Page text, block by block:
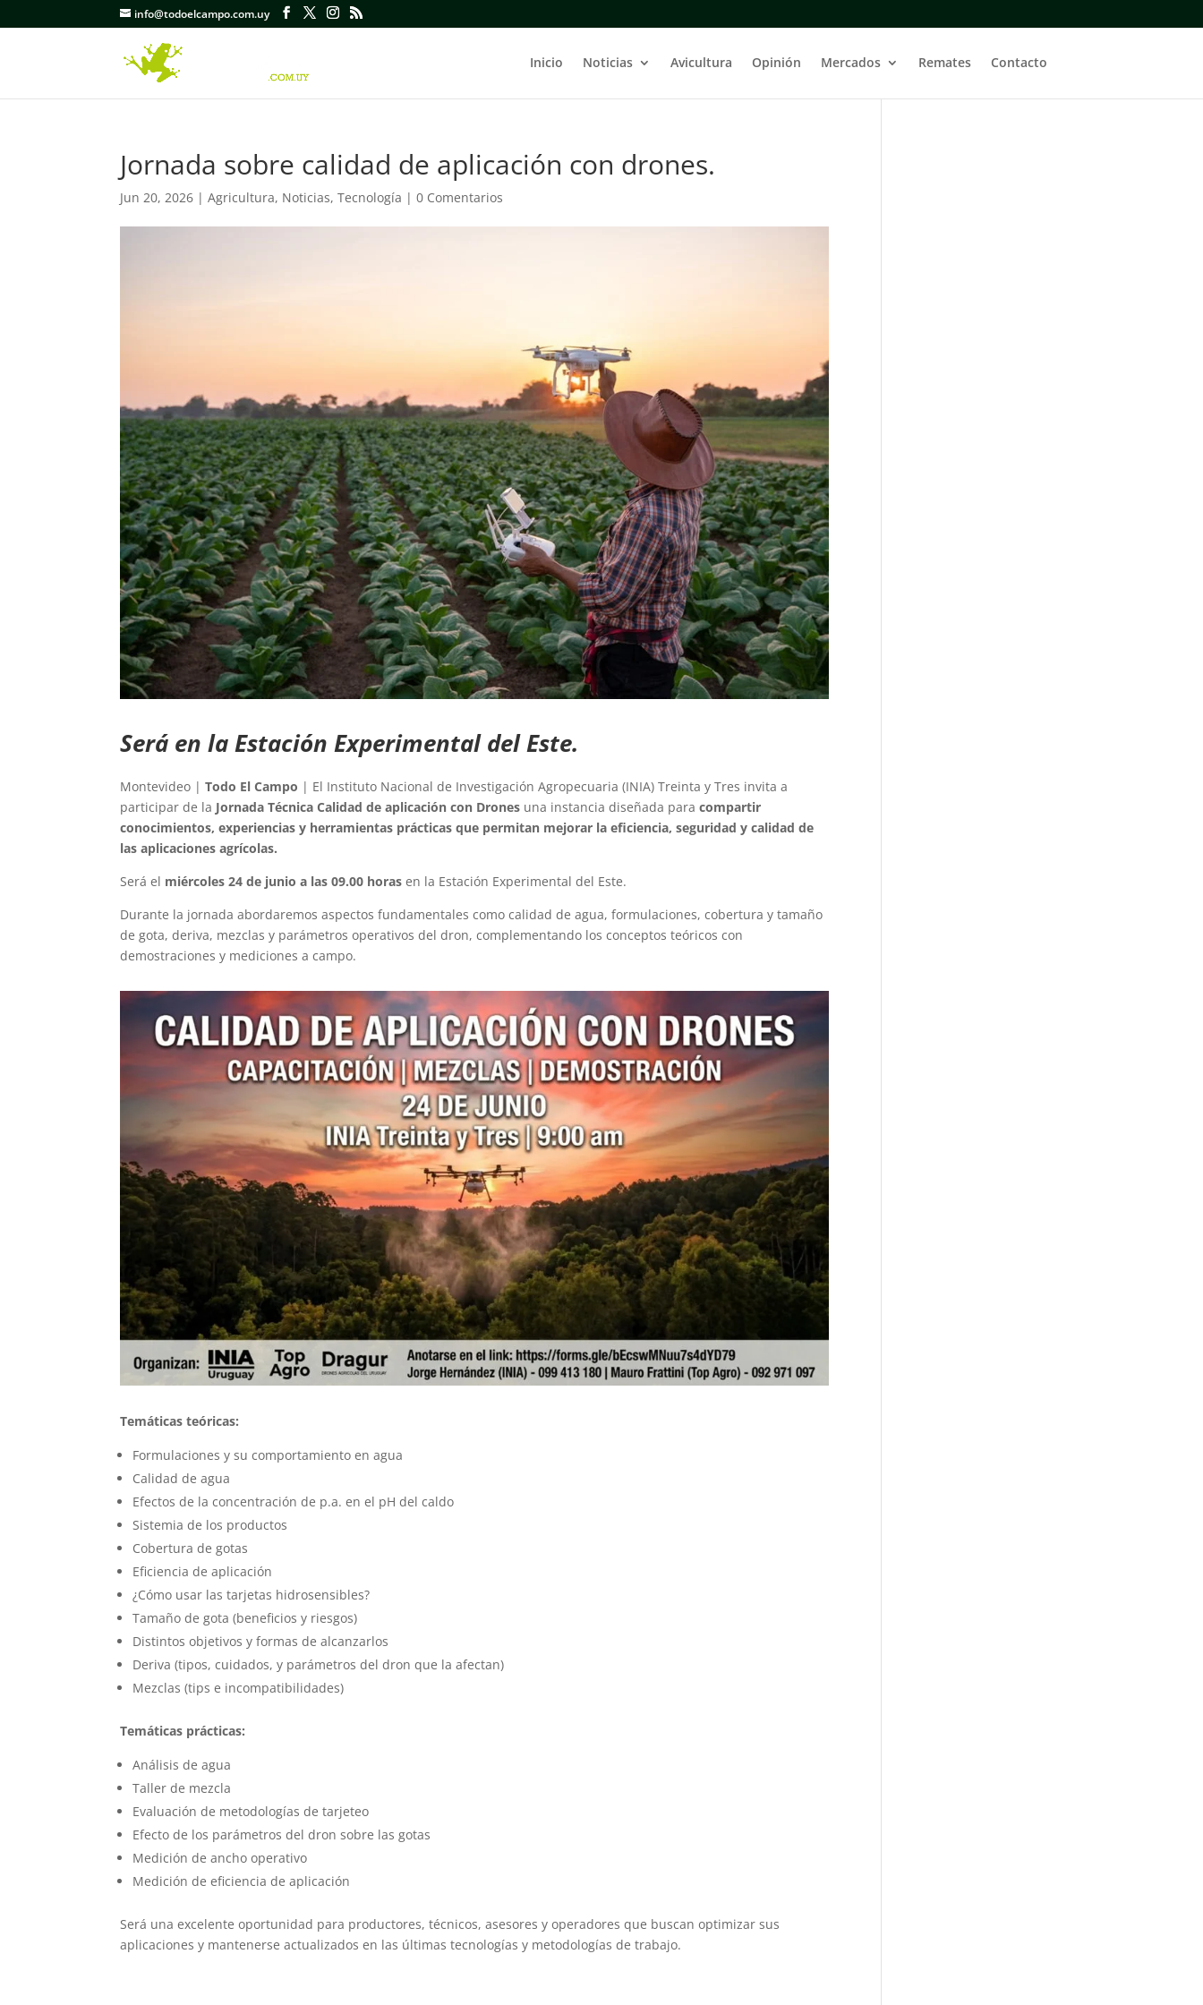
info@todoelcampo.com.uy
Inicio Noticias Avicultura Opinión Mercados Remates Contacto
Jornada sobre calidad de aplicación con drones.
Jun 20, 2026 |Agricultura, Noticias,Tecnología |0 Comentarios
Será en la Estación Experimental del Este.
Montevideo |Todo El Campo | El Instituto Nacional de Investigación Agropecuaria (INIA) Treinta y Tres invita a
participar de la Jornada Técnica Calidad de aplicación con Drones una instancia diseñada paracompartir
conocimientos, experiencias y herramientas prácticas que permitan mejorar la eficiencia, seguridad y calidad de
las aplicaciones agrícolas.
Será el miércoles 24 de junio a las 09.00 horas en la Estación Experimental del Este.
Durante la jornada abordaremos aspectos fundamentales como calidad de agua, formulaciones, cobertura y tamaño
de gota, deriva, mezclas y parámetros operativos del dron, complementando los conceptos teóricos con
demostraciones y mediciones a campo.
Temáticas teóricas:
Formulaciones y su comportamiento en agua
Calidad de agua
Efectos de la concentración de p.a. en el pH del caldo
Sistemia de los productos
Cobertura de gotas
Eficiencia de aplicación
¿Cómo usar las tarjetas hidrosensibles?
Tamaño de gota (beneficios y riesgos)
Distintos objetivos y formas de alcanzarlos
Deriva (tipos, cuidados, y parámetros del dron que la afectan)
Mezclas (tips e incompatibilidades)
Temáticas prácticas:
Análisis de agua
Taller de mezcla
Evaluación de metodologías de tarjeteo
Efecto de los parámetros del dron sobre las gotas
Medición de ancho operativo
Medición de eficiencia de aplicación
Será una excelente oportunidad para productores, técnicos, asesores y operadores que buscan optimizar sus
aplicaciones y mantenerse actualizados en las últimas tecnologías y metodologías de trabajo.